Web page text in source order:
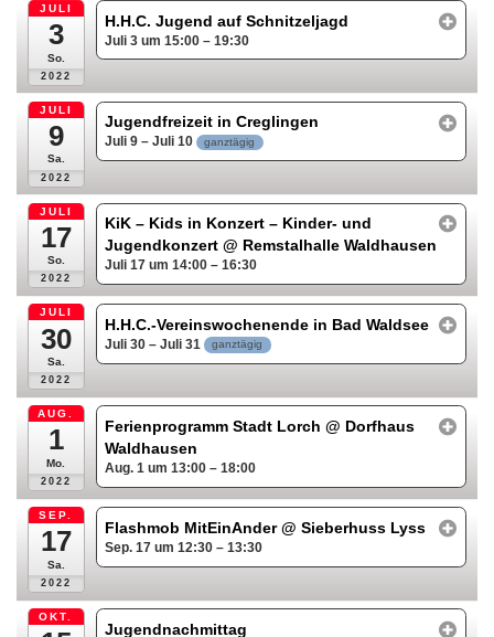
JULI
3
So.
2022
H.H.C. Jugend auf Schnitzeljagd
Juli 3 um 15:00 – 19:30
JULI
9
Sa.
2022
Jugendfreizeit in Creglingen
Juli 9 – Juli 10 ganztägig
JULI
17
So.
2022
KiK – Kids in Konzert – Kinder- und
Jugendkonzert@ Remstalhalle Waldhausen
Juli 17 um 14:00 – 16:30
JULI
30
Sa.
2022
H.H.C.-Vereinswochenende in Bad Waldsee
Juli 30 – Juli 31 ganztägig
AUG.
1
Mo.
2022
Ferienprogramm Stadt Lorch@ Dorfhaus
Waldhausen
Aug. 1 um 13:00 – 18:00
SEP.
17
Sa.
2022
Flashmob MitEinAnder@ Sieberhuss Lyss
Sep. 17 um 12:30 – 13:30
OKT.
Jugendnachmittag